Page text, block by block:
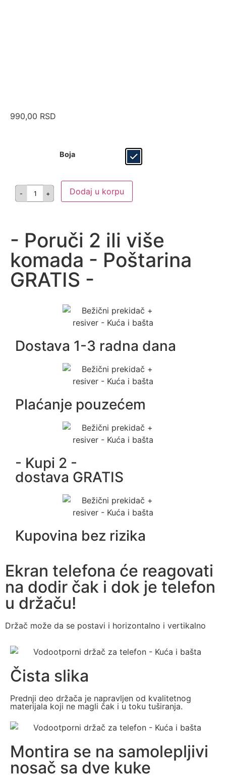
990,00 RSD
Boja
Dodaj u korpu
- Poruči 2 ili više
komada - Poštarina
GRATIS -
Dostava 1-3 radna dana
Plaćanje pouzećem
- Kupi 2 -
dostava GRATIS
Kupovina bez rizika
Ekran telefona će reagovati
na dodir čak i dok je telefon
u držaču!
Držač može da se postavi i horizontalno i vertikalno
Čista slika
Prednji deo držača je napravljen od kvalitetnog
materijala koji ne magli čak i u toku tuširanja.
Montira se na samolepljivi
nosač sa dve kuke